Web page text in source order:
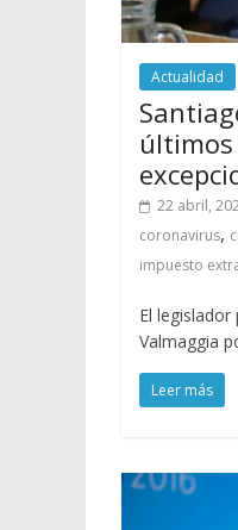
Actualidad
22 abril,
coronavirus,
impuesto
El
Valmaggia
Leer más